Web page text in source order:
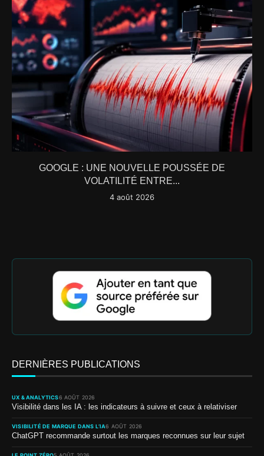
GOOGLE : UNE NOUVELLE POUSSÉE DE
VOLATILITÉ ENTRE...
4 août 2026
DERNIÈRES PUBLICATIONS
UX & ANALYTICS6 AOÛT 2026
Visibilité dans les IA : les indicateurs à suivre et ceux à relativiser
VISIBILITÉ DE MARQUE DANS L’IA6 AOÛT 2026
ChatGPT recommande surtout les marques reconnues sur leur sujet